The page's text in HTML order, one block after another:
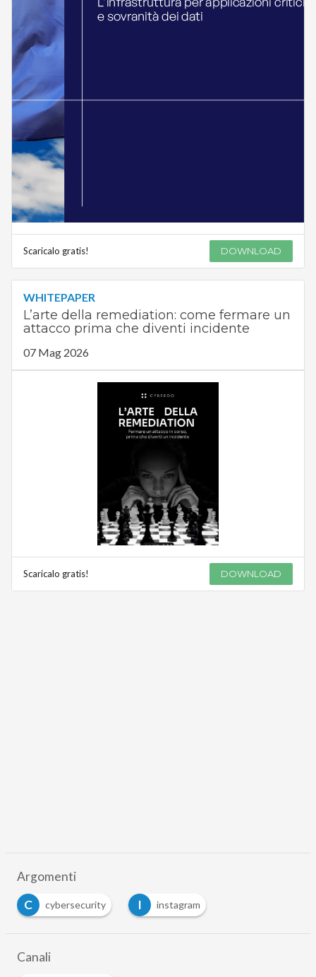
Scaricalo gratis! DOWNLOAD
WHITEPAPER
L’arte della remediation: come fermare un
attacco prima che diventi incidente
07 Mag 2026
Scaricalo gratis! DOWNLOAD
Argomenti
C
cybersecurity I instagram
Canali